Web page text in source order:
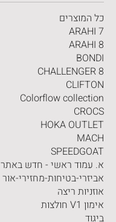
כל המוצרים
ARAHI 7
ARAHI 8
BONDI
CHALLENGER 8
CLIFTON
Colorflow collection
CROCS
HOKA OUTLET
MACH
SPEEDGOAT
א. עמוד ראשי - חדש באתר
אביזרי-בטיחות-מחזירי-אור
אוזניות ריצה
אימון V1 חולצות
ביגוד